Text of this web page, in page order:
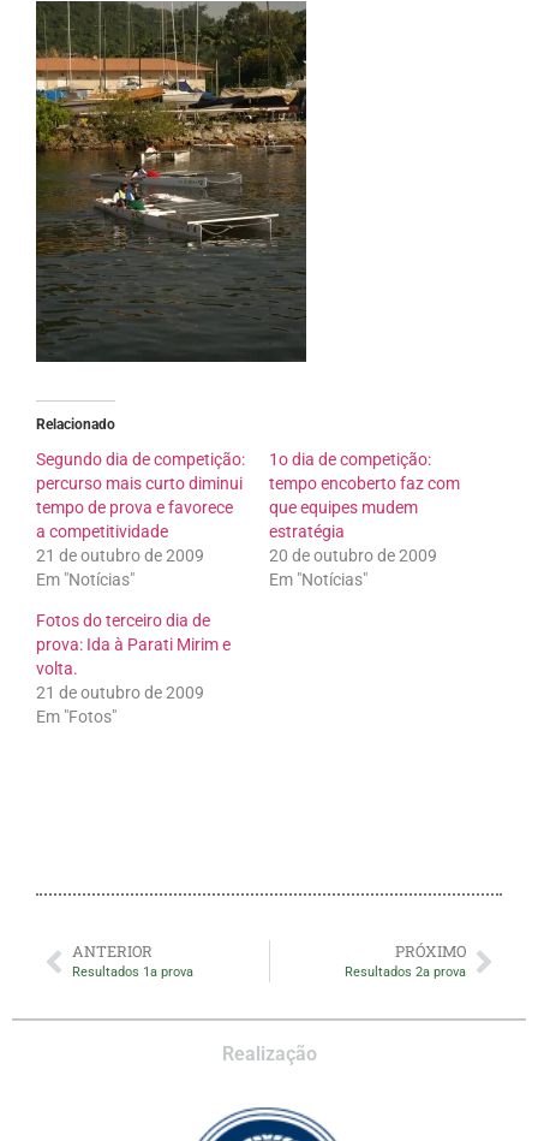
Relacionado
Segundo dia de competição:
percurso mais curto diminui
tempo de prova e favorece
a competitividade
21 de outubro de 2009
Em "Notícias"
1o dia de competição:
tempo encoberto faz com
que equipes mudem
estratégia
20 de outubro de 2009
Em "Notícias"
Fotos do terceiro dia de
prova: Ida à Parati Mirim e
volta.
21 de outubro de 2009
Em "Fotos"
ANTERIOR
Resultados 1a prova
PRÓXIMO
Resultados 2a prova
Realização